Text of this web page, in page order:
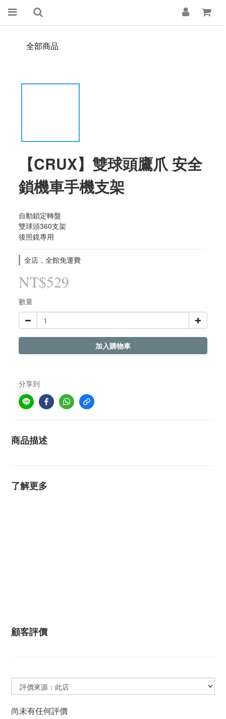
全部商品
【CRUX】雙球頭鷹爪 安全
鎖機車手機支架
自動鎖定轉盤
雙球頭360支架
後照鏡專用
全店，全館免運費
NT$529
數量
加入購物車
分享到
商品描述
了解更多
顧客評價
尚未有任何評價